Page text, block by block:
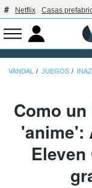
Netflix Casas
VANDAL JUEGOS
Como
'anime':